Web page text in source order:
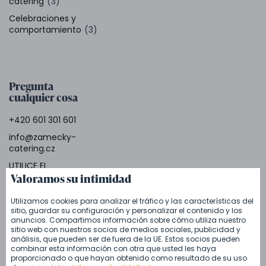
Celebraciones y
comportamiento (3)
Pregunta
cualquier cosa
+420 601 301 601
info@zamecky-
catering.cz
UTILICE EL
FORMULARIO
Etiquetas del
blog
Valoramos su intimidad
Utilizamos cookies para analizar el tráfico y las características del
sitio, guardar su configuración y personalizar el contenido y los
anuncios. Compartimos información sobre cómo utiliza nuestro
sitio web con nuestros socios de medios sociales, publicidad y
análisis, que pueden ser de fuera de la UE. Estos socios pueden
combinar esta información con otra que usted les haya
proporcionado o que hayan obtenido como resultado de su uso